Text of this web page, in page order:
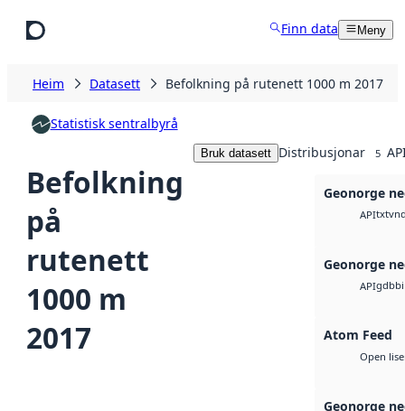
Finn data Meny
Heim Datasett Befolkning på rutenett 1000 m 2017
Statistisk sentralbyrå
Befolkning
på
rutenett
1000 m
2017
Bruk datasett Distribusjonar 5
Geonorge
APItxt
Geonorge
APIgdb
Atom Feed
Open
Geonorge